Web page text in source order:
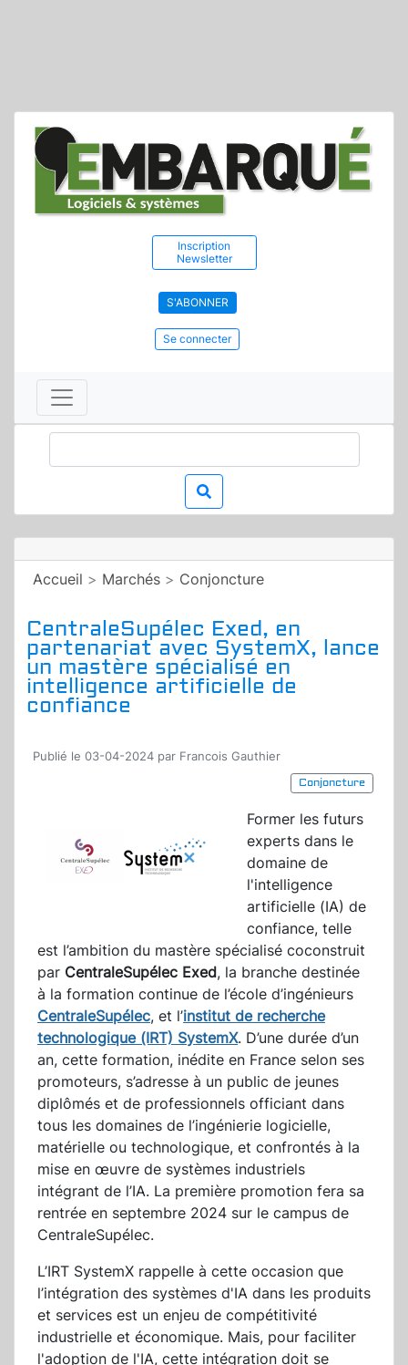
Inscription
Newsletter
S'ABONNER
Se connecter
Accueil > Marchés > Conjoncture
CentraleSupélec Exed, en
partenariat avec SystemX, lance
un mastère spécialisé en
intelligence artificielle de
confiance
Publié le 03-04-2024 par Francois Gauthier
Conjoncture
Former les futurs
experts dans le
domaine de
l'intelligence
artificielle (IA) de
confiance, telle
est l’ambition du mastère spécialisé coconstruit
par CentraleSupélec Exed, la branche destinée
à la formation continue de l’école d’ingénieurs
CentraleSupélec, et l’institut de recherche
technologique (IRT) SystemX. D’une durée d’un
an, cette formation, inédite en France selon ses
promoteurs, s’adresse à un public de jeunes
diplômés et de professionnels officiant dans
tous les domaines de l’ingénierie logicielle,
matérielle ou technologique, et confrontés à la
mise en œuvre de systèmes industriels
intégrant de l’IA. La première promotion fera sa
rentrée en septembre 2024 sur le campus de
CentraleSupélec.
L’IRT SystemX rappelle à cette occasion que
l’intégration des systèmes d'IA dans les produits
et services est un enjeu de compétitivité
industrielle et économique. Mais, pour faciliter
l'adoption de l'IA, cette intégration doit se